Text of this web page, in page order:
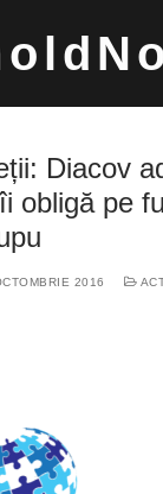
Diacov
obligă pe
2016